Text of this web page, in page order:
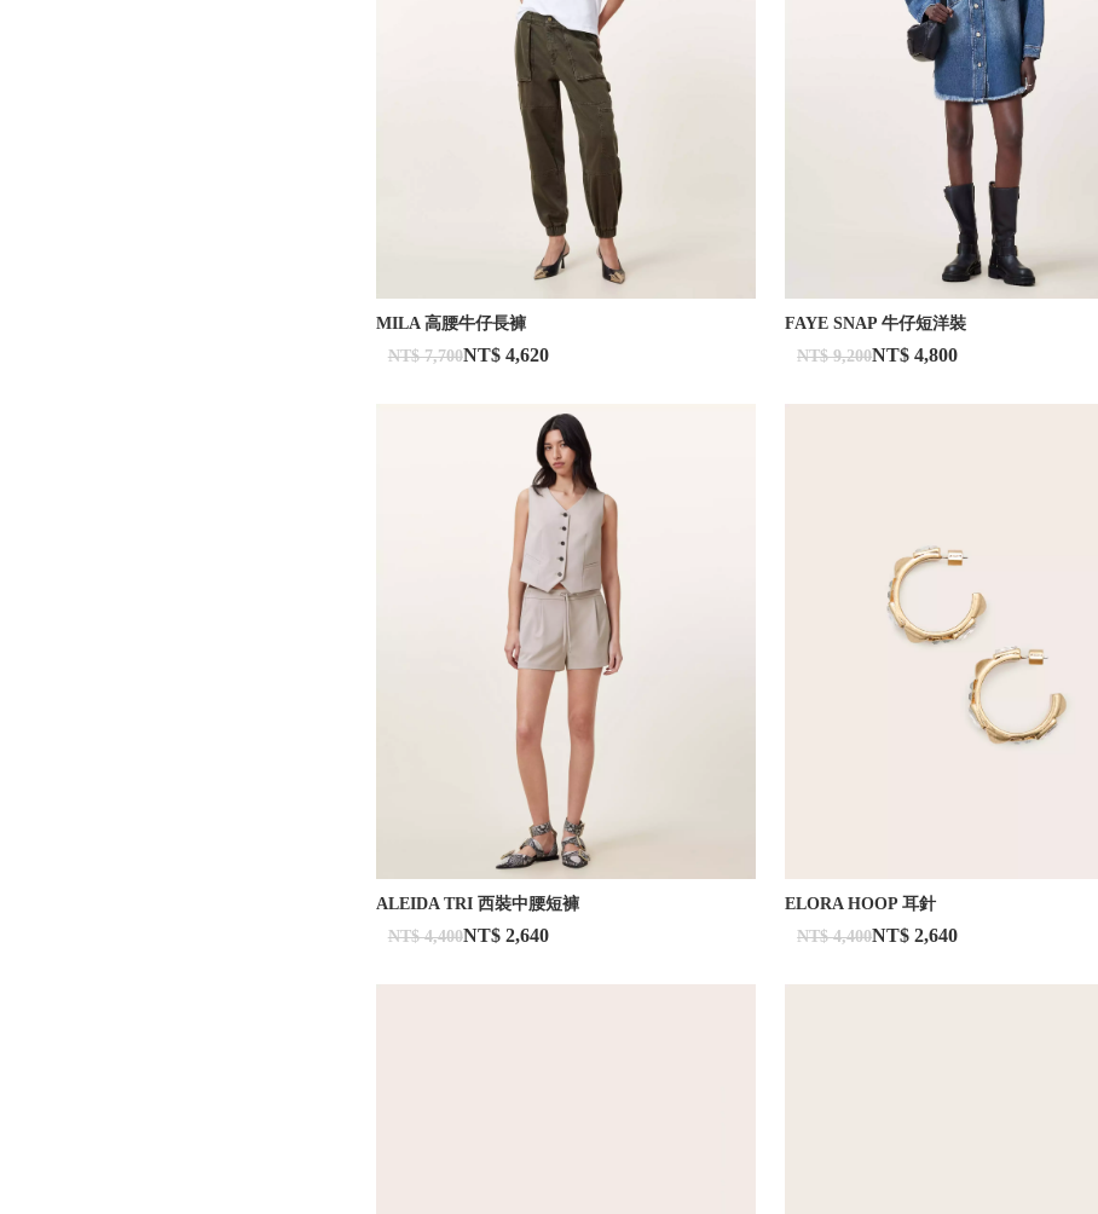
MILA 高腰牛仔長褲
NT$ 7,700NT$ 4,620
FAYE SNAP 牛仔短洋裝
NT$ 9,200NT$ 4,800
ALEIDA TRI 西裝中腰短褲
NT$ 4,400NT$ 2,640
ELORA HOOP 耳針
NT$ 4,400NT$ 2,640